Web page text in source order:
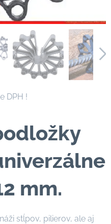
DPH !
mm.
stĺpov, pilierov, ale aj